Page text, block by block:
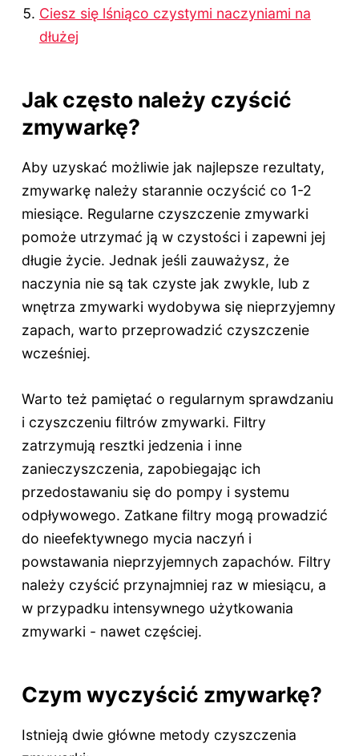
Ciesz się lśniąco czystymi naczyniami na
dłużej
Jak często należy czyścić
zmywarkę?
Aby uzyskać możliwie jak najlepsze rezultaty,
zmywarkę należy starannie oczyścić co 1-2
miesiące. Regularne czyszczenie zmywarki
pomoże utrzymać ją w czystości i zapewni jej
długie życie. Jednak jeśli zauważysz, że
naczynia nie są tak czyste jak zwykle, lub z
wnętrza zmywarki wydobywa się nieprzyjemny
zapach, warto przeprowadzić czyszczenie
wcześniej.
Warto też pamiętać o regularnym sprawdzaniu
i czyszczeniu filtrów zmywarki. Filtry
zatrzymują resztki jedzenia i inne
zanieczyszczenia, zapobiegając ich
przedostawaniu się do pompy i systemu
odpływowego. Zatkane filtry mogą prowadzić
do nieefektywnego mycia naczyń i
powstawania nieprzyjemnych zapachów. Filtry
należy czyścić przynajmniej raz w miesiącu, a
w przypadku intensywnego użytkowania
zmywarki - nawet częściej.
Czym wyczyścić zmywarkę?
Istnieją dwie główne metody czyszczenia